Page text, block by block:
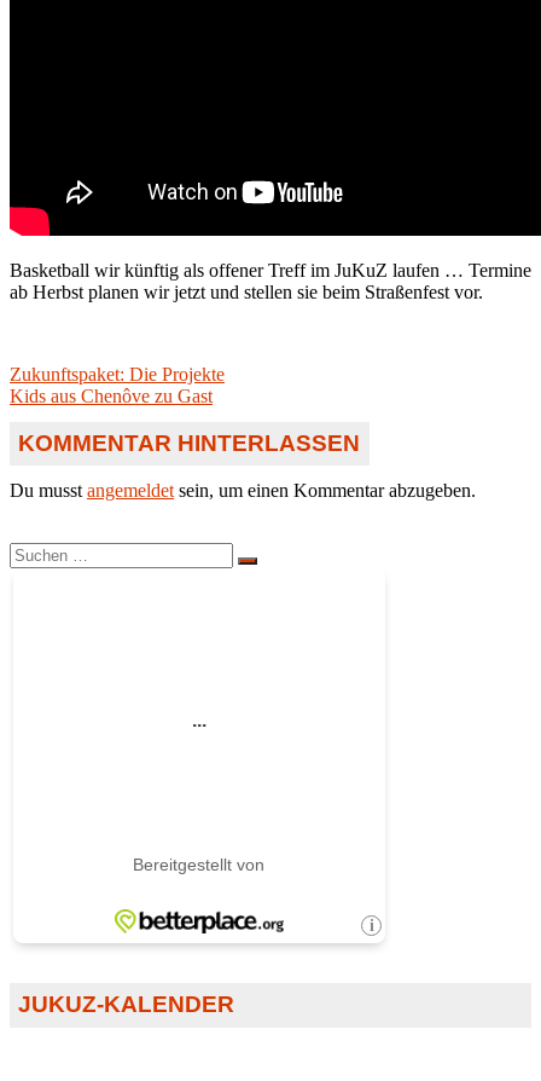
Basketball wir künftig als offener Treff im JuKuZ laufen … Termine
ab Herbst planen wir jetzt und stellen sie beim Straßenfest vor.
Beitragsnavigation
Vorheriger
Beitrag:
Zukunftspaket: Die Projekte
Nächster
Kids aus Chenôve zu Gast
KOMMENTAR HINTERLASSEN
Du musst angemeldet sein, um einen Kommentar abzugeben.
Suchen
nach:
Suchen
JUKUZ-KALENDER